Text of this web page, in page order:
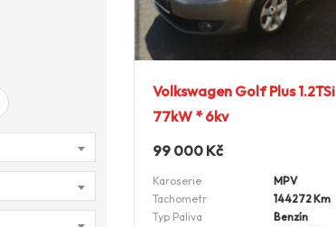
Volkswagen Golf Plus 1.2TSi
77kW * 6kv
99 000 Kč
Karoserie
MPV
Tachometr
144272 Km
Typ Paliva
Benzín